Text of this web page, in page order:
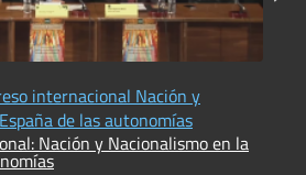
internacional Nación y
de las autonomías
Nación y Nacionalismo en la